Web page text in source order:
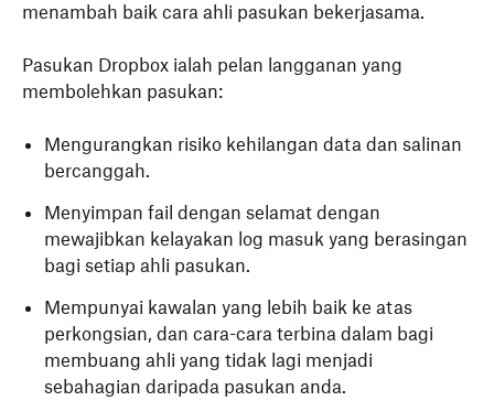
menambah baik cara ahli pasukan bekerjasama.
Pasukan Dropbox ialah pelan langganan yang
membolehkan pasukan:
Mengurangkan risiko kehilangan data dan salinan
bercanggah.
Menyimpan fail dengan selamat dengan
mewajibkan kelayakan log masuk yang berasingan
bagi setiap ahli pasukan.
Mempunyai kawalan yang lebih baik ke atas
perkongsian, dan cara-cara terbina dalam bagi
membuang ahli yang tidak lagi menjadi
sebahagian daripada pasukan anda.